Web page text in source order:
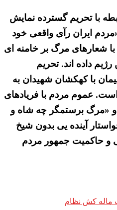
با تحریم گسترده نمایش
«مردم ایران رآی واقعی خود
را در قیامهای آبان و دی ۹۸ با شعارهای مرگ بر خامنه ای
داده اند. تحریم
با کهکشان شهیدان به
آبان است. عموم مردم با فریادهای
«مرگ برستمگر چه شاه و
آینده یی بدون شیخ
و حاکمیت جمهور مردم
ماله کش نظام